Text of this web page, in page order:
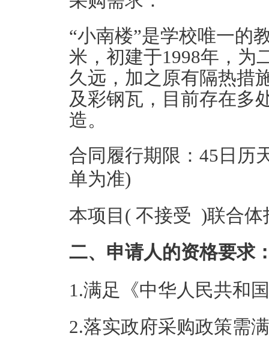
“小南楼”是学校唯一的
米，初建于1998年，为
久远，加之原有隔热措
及彩钢瓦，目前存在多
造。
合同履行期限：45日历
单为准)
本项目( 不接受 )联合体
二、申请人的资格要求
1.满足《中华人民共和
2.落实政府采购政策需